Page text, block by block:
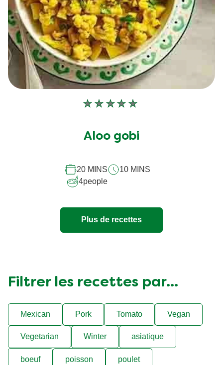
Aucune
soumise
recipe
Aloo gobi
20 MINS
10 MINS
4people
Plus de recettes
Filtrer les recettes par...
Mexican Pork Tomato Vegan
Vegetarian Winter asiatique
boeuf poisson poulet